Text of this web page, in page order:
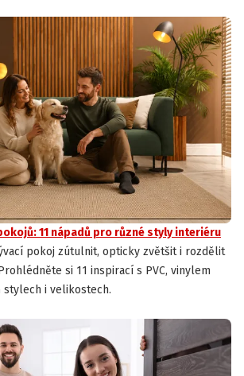
11 nápadů pro různé styly interiéru
pokoj zútulnit, opticky zvětšit i rozdělit
si 11 inspirací s PVC, vinylem
i velikostech.